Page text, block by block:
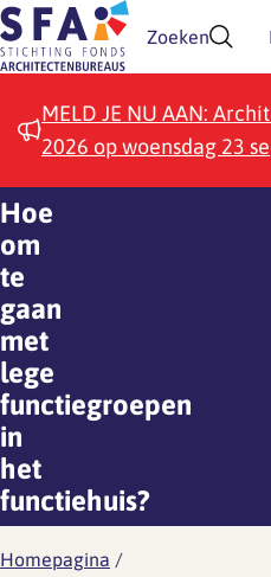
Doorgaan naar inhoud
Zoeken
MELD JE NU AAN:
2026 op woensdag 23
Hoe
om
te
gaan
met
lege
functiegroepen
in
het
functiehuis?
Homepagina /